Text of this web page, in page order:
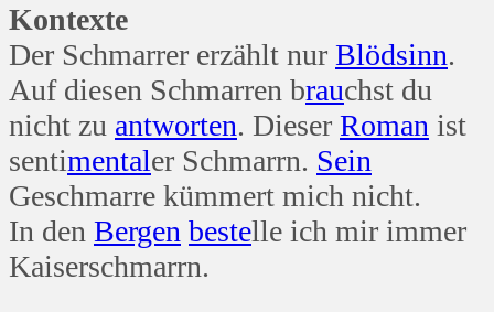
Kontexte
Der Schmarrer erzählt nur Blödsinn.
Auf diesen Schmarren brauchst du
nicht zu antworten. Dieser Roman ist
sentimentaler Schmarrn. Sein
Geschmarre kümmert mich nicht.
In den Bergen bestelle ich mir immer
Kaiserschmarrn.